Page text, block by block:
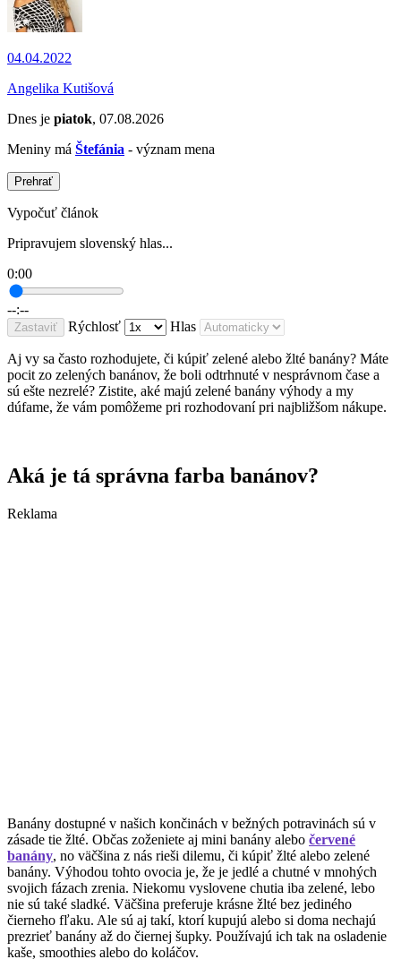
04.04.2022
Angelika Kutišová
Dnes je piatok, 07.08.2026
Meniny má Štefánia - význam mena
Prehrať
Vypočuť článok
Pripravujem slovenský hlas...
0:00
--:--
Zastaviť Rýchlosť Hlas
Aj vy sa často rozhodujete, či kúpiť zelené alebo žlté banány? Máte
pocit zo zelených banánov, že boli odtrhnuté v nesprávnom čase a
sú ešte nezrelé? Zistite, aké majú zelené banány výhody a my
dúfame, že vám pomôžeme pri rozhodovaní pri najbližšom nákupe.
Aká je tá správna farba banánov?
Reklama
Banány dostupné v našich končinách v bežných potravinách sú v
zásade tie žlté. Občas zoženiete aj mini banány alebo červené
banány, no väčšina z nás rieši dilemu, či kúpiť žlté alebo zelené
banány. Výhodou tohto ovocia je, že je jedlé a chutné v mnohých
svojich fázach zrenia. Niekomu vyslovene chutia iba zelené, lebo
nie sú také sladké. Väčšina preferuje krásne žlté bez jediného
čierneho fľaku. Ale sú aj takí, ktorí kupujú alebo si doma nechajú
prezrieť banány až do čiernej šupky. Používajú ich tak na osladenie
kaše, smoothies alebo do koláčov.